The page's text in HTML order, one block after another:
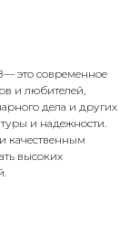
это современное
и любителей,
дела и других
и надежности.
качественным
высоких